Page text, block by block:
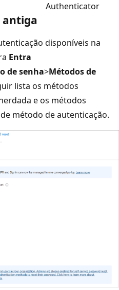
Authenticator
antiga
disponíveis na
Entra
de senha>Métodos de
lista os métodos
e os métodos
método de autenticação.